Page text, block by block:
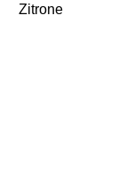
Zitrone